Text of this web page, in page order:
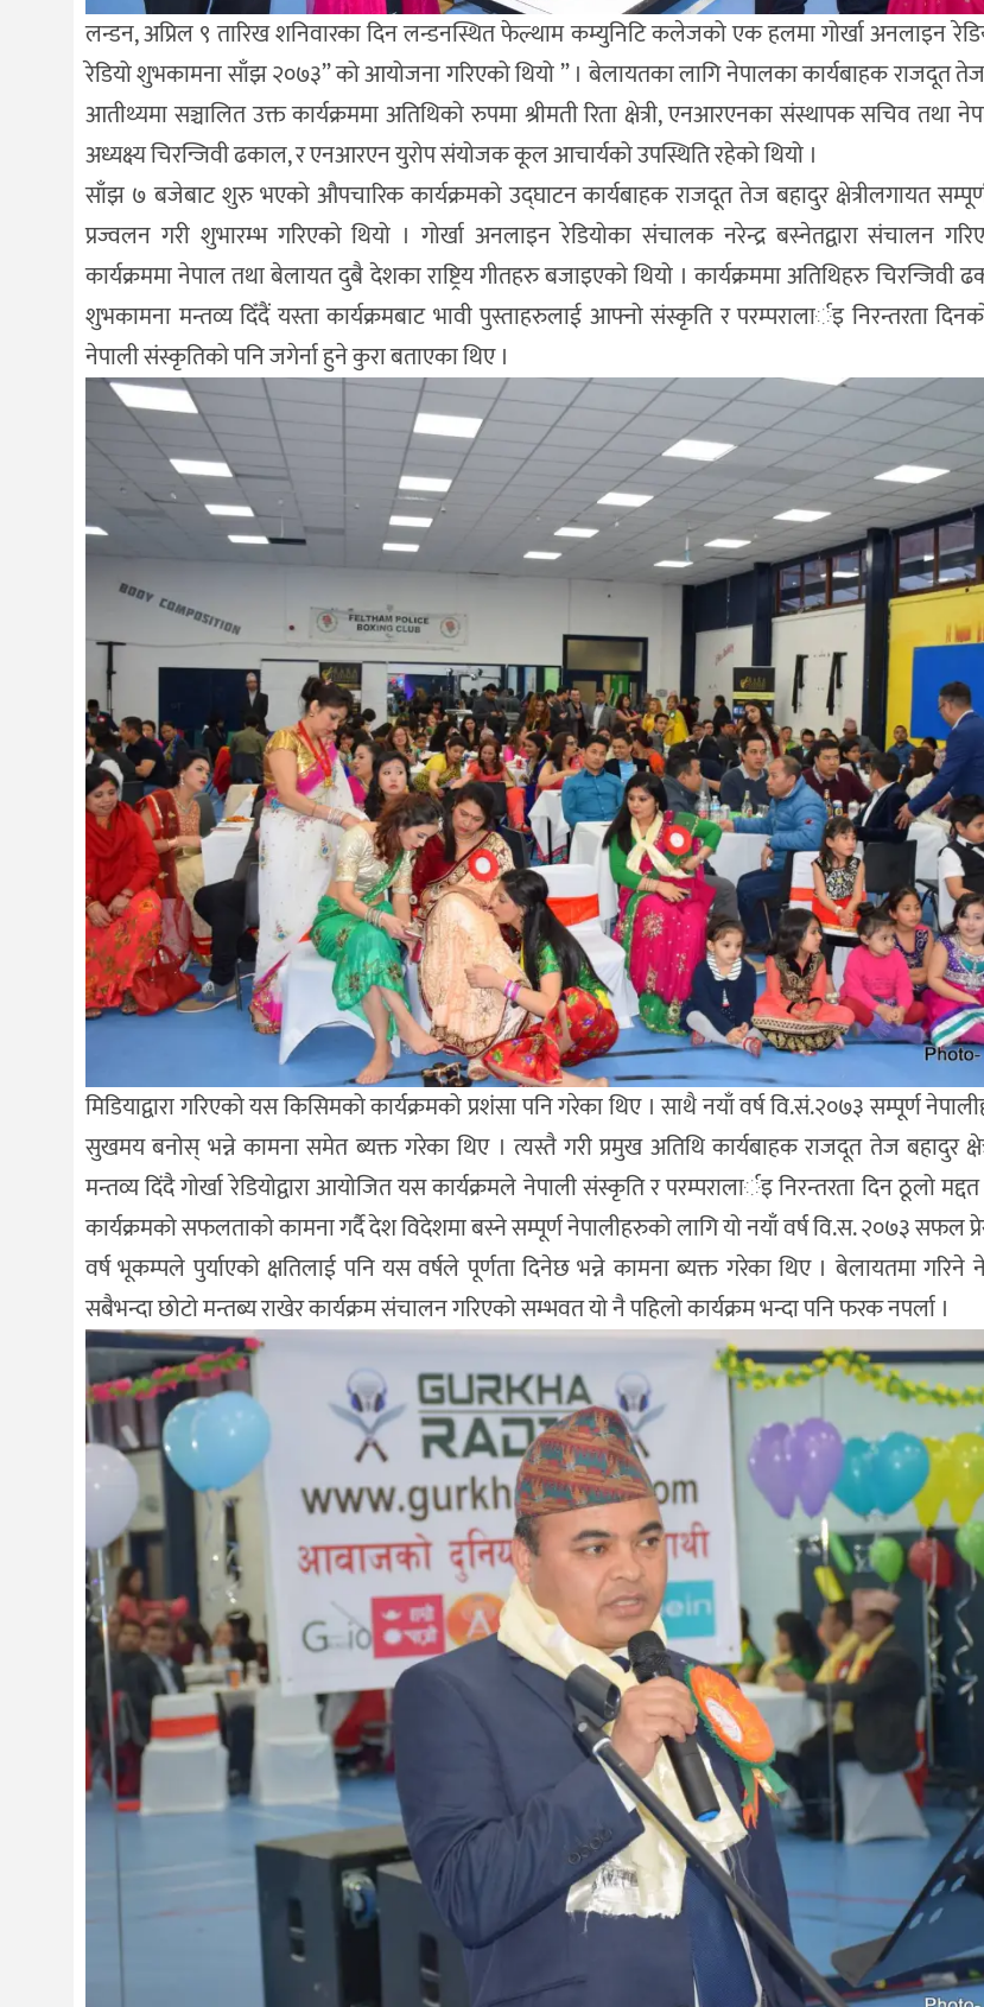
लन्डन, अप्रिल ९ तारिख शनिवारका दिन लन्डनस्थित फेल्थाम कम्युनिटि कलेजको एक हलमा गोर्खा अनलाइन
रेडियो शुभकामना साँझ २०७३” को आयोजना गरिएको थियो ” । बेलायतका लागि नेपालका कार्यबाहक राजदूत
आतीथ्यमा सञ्चालित उक्त कार्यक्रममा अतिथिको रुपमा श्रीमती रिता क्षेत्री, एनआरएनका संस्थापक सचिव तथा
अध्यक्ष्य चिरन्जिवी ढकाल, र एनआरएन युरोप संयोजक कूल आचार्यको उपस्थिति रहेको थियो ।
साँझ ७ बजेबाट शुरु भएको औपचारिक कार्यक्रमको उद्घाटन कार्यबाहक राजदूत तेज बहादुर क्षेत्रीलगायत सम्पूर्ण
प्रज्वलन गरी शुभारम्भ गरिएको थियो । गोर्खा अनलाइन रेडियोका संचालक नरेन्द्र बस्नेतद्वारा संचालन
कार्यक्रममा नेपाल तथा बेलायत दुबै देशका राष्ट्रिय गीतहरु बजाइएको थियो । कार्यक्रममा अतिथिहरु
शुभकामना मन्तव्य दिँदैं यस्ता कार्यक्रमबाट भावी पुस्ताहरुलाई आफ्नो संस्कृति र परम्परालार्इ निरन्तरता
नेपाली संस्कृतिको पनि जगेर्ना हुने कुरा बताएका थिए ।
मिडियाद्वारा गरिएको यस किसिमको कार्यक्रमको प्रशंसा पनि गरेका थिए । साथै नयाँ वर्ष वि.सं.२०७३ सम्पूर्ण
सुखमय बनोस् भन्ने कामना समेत ब्यक्त गरेका थिए । त्यस्तै गरी प्रमुख अतिथि कार्यबाहक राजदूत तेज बहादुर
मन्तव्य दिंदै गोर्खा रेडियोद्वारा आयोजित यस कार्यक्रमले नेपाली संस्कृति र परम्परालार्इ निरन्तरता दिन ठूलो मद्दत
कार्यक्रमको सफलताको कामना गर्दै देश विदेशमा बस्ने सम्पूर्ण नेपालीहरुको लागि यो नयाँ वर्ष वि.स. २०७३ सफल
वर्ष भूकम्पले पुर्याएको क्षतिलाई पनि यस वर्षले पूर्णता दिनेछ भन्ने कामना ब्यक्त गरेका थिए । बेलायतमा गरिने
सबैभन्दा छोटो मन्तब्य राखेर कार्यक्रम संचालन गरिएको सम्भवत यो नै पहिलो कार्यक्रम भन्दा पनि फरक नपर्ला ।